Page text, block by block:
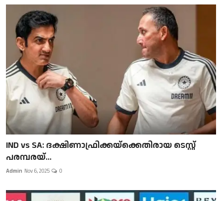
IND vs SA: ദക്ഷിണാഫ്രിക്കയ്‌ക്കെതിരായ ടെസ്റ്റ്
പരമ്പരയ്...
Admin Nov 6, 2025 0